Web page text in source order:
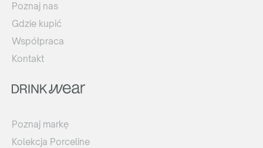
Poznaj nas
Gdzie kupić
Współpraca
Kontakt
Poznaj markę
Kolekcja Porceline